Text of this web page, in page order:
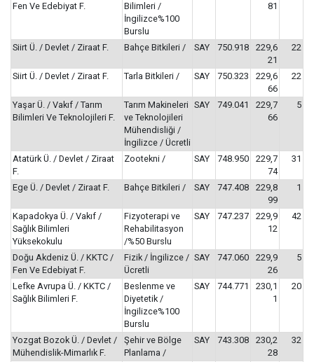
Fen Ve Edebiyat F.
Bilimleri /
İngilizce%100
Burslu
81
Siirt Ü. / Devlet / Ziraat F. Bahçe Bitkileri / SAY 750.918
229,6
21
22
Siirt Ü. / Devlet / Ziraat F. Tarla Bitkileri / SAY 750.323
229,6
66
22
Yaşar Ü. / Vakıf / Tarım
Bilimleri Ve Teknolojileri F.
Tarım Makineleri
ve Teknolojileri
Mühendisliği /
İngilizce / Ücretli
SAY 749.041
229,7
66
5
Atatürk Ü. / Devlet / Ziraat
F.
Zootekni / SAY 748.950
229,7
74
31
Ege Ü. / Devlet / Ziraat F. Bahçe Bitkileri / SAY 747.408
229,8
99
1
Kapadokya Ü. / Vakıf /
Sağlık Bilimleri
Yüksekokulu
Fizyoterapi ve
Rehabilitasyon
/%50 Burslu
SAY 747.237
229,9
12
42
Doğu Akdeniz Ü. / KKTC /
Fen Ve Edebiyat F.
Fizik / İngilizce /
Ücretli
SAY 747.060
229,9
26
5
Lefke Avrupa Ü. / KKTC /
Sağlık Bilimleri F.
Beslenme ve
Diyetetik /
İngilizce%100
Burslu
SAY 744.771
230,1
1
20
Yozgat Bozok Ü. / Devlet /
Mühendislik-Mimarlık F.
Şehir ve Bölge
Planlama /
SAY 743.308
230,2
28
32